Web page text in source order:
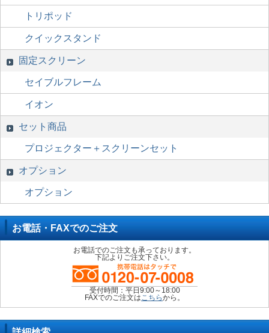
トリポッド
クイックスタンド
固定スクリーン
セイブルフレーム
イオン
セット商品
プロジェクター＋スクリーンセット
オプション
オプション
お電話・FAXでのご注文
お電話でのご注文も承っております。
下記よりご注文下さい。
受付時間：平日9:00～18:00
FAXでのご注文はこちらから。